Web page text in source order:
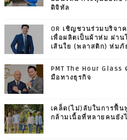
ดิจิทัล
OR เชิญชวนร่วมบริจา
เพื่อผลิตเป็นผ้าห่ม ผ่าน
เส้นใย (พลาสติก) ห่มภั
PMT The Hour
มือทางธุรกิจ
เคล็ด(ไม่)ลับในการฟื้น
กล้ามเนื้อที่หลายคนยัง